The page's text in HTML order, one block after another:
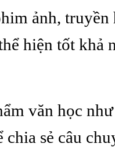
ảnh, truyền
hiện tốt khả
văn học
sẻ câu